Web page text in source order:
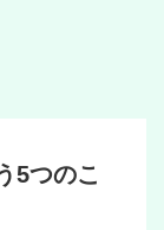
5つのこ